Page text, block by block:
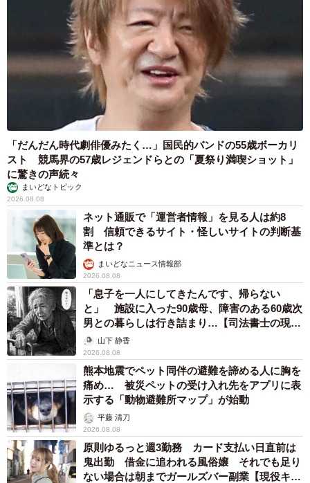
「だんだん時代劇俳優みたく…」国民的バンドの55歳ボーカリ
スト 競馬界の57歳レジェンドらとの「夏祭り満喫ショット」
に驚きの声続々
まいどなトピック
2026.08.08
ネット通販で「運営者情報」を見る人は約8
割 信頼できるサイト・怪しいサイトの判断基
準とは？
まいどなニュース情報部
2026.08.08
「息子を一人にしてきたんです、帰らない
と」 施設に入った90歳母、障害のある60歳次
男との暮らしは行き詰まり…【司法書士の現場
から】山下 静香
2026.08.08
熊本地震でペット同伴の避難を諦める人に胸を
痛め… 被災ペットの受け入れ先をアプリに表
示する「動物避難所マップ」が始動
平藤 清刀
2026.08.08
原則ゆるっと週3勤務 カード支払い日直前は
鬼出勤 借金に追われる風俗嬢 それでも足り
ない場合は朝までガールズバー副業【現役キャ